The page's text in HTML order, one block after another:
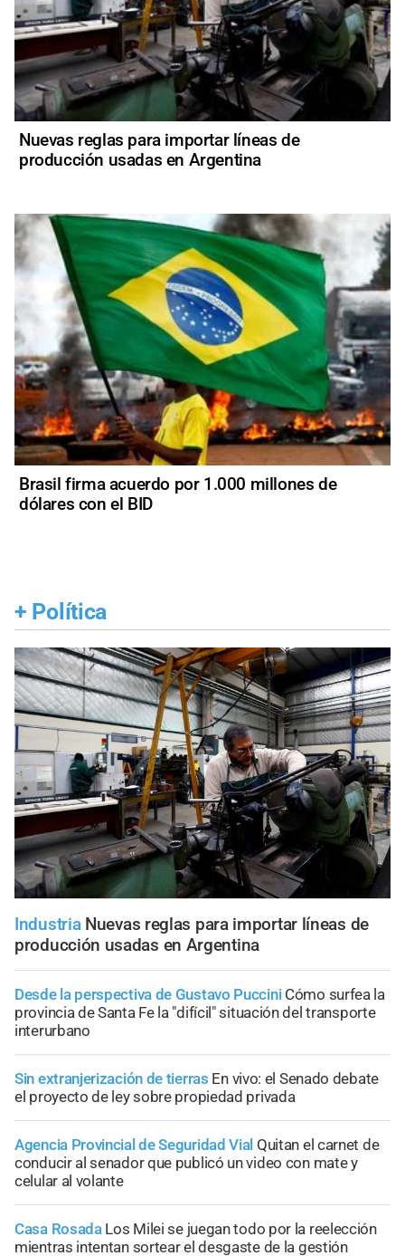
Nuevas reglas para importar líneas de
producción usadas en Argentina
Brasil firma acuerdo por 1.000 millones de
dólares con el BID
+ Política
Industria Nuevas reglas para importar líneas de
producción usadas en Argentina
Desde la perspectiva de Gustavo Puccini Cómo surfea la
provincia de Santa Fe la "difícil" situación del transporte
interurbano
Sin extranjerización de tierras En vivo: el Senado debate
el proyecto de ley sobre propiedad privada
Agencia Provincial de Seguridad Vial Quitan el carnet de
conducir al senador que publicó un video con mate y
celular al volante
Casa Rosada Los Milei se juegan todo por la reelección
mientras intentan sortear el desgaste de la gestión